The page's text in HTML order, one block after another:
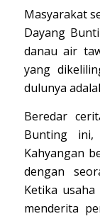
Masyarakat
Dayang
danau air
yang
dulunya
Beredar
Bunting
Kahyangan
dengan
Ketika
menderita